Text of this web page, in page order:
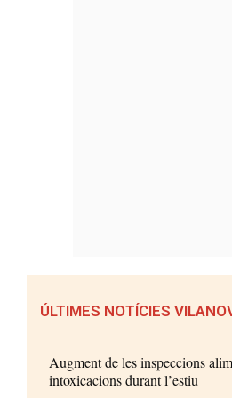
ÚLTIMES NOTÍCIES
Augment de les inspeccions
intoxicacions durant l’estiu